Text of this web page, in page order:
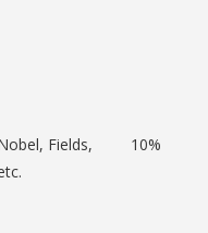
Fields,
10%